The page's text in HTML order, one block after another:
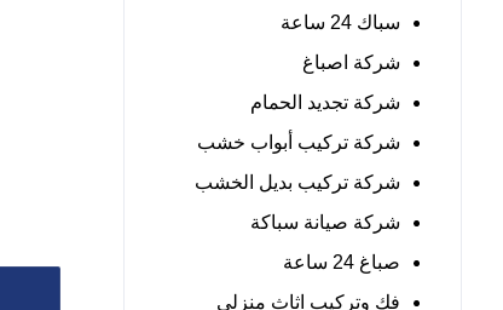
سباك 24 ساعة
شركة اصباغ
شركة تجديد الحمام
شركة تركيب أبواب خشب
شركة تركيب بديل الخشب
شركة صيانة سباكة
صباغ 24 ساعة
فك وتركيب اثاث منزلي